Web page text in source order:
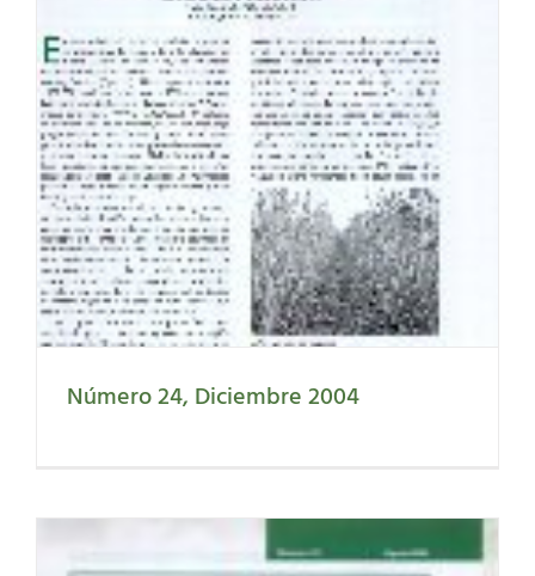
Número 24, Diciembre 2004